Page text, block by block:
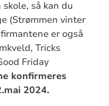
så kan du
(Strømmen vinter
er også
Tricks
Friday
konfirmeres
2024.